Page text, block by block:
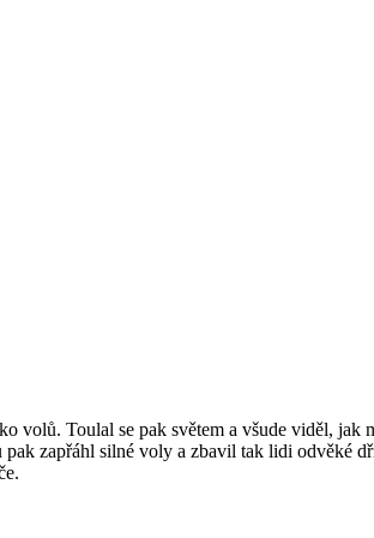
volů. Toulal se pak světem a všude viděl,
zapřáhl silné voly a zbavil tak lidi odvěké